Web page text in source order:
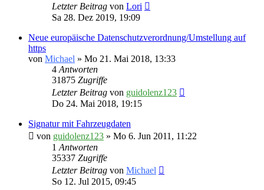
Letzter Beitrag von Lori
Sa 28. Dez 2019, 19:09
Neue europäische Datenschutzverordnung/Umstellung auf
https
von Michael » Mo 21. Mai 2018, 13:33
4Antworten
31875 Zugriffe
Letzter Beitrag von guidolenz123
Do 24. Mai 2018, 19:15
Signatur mit Fahrzeugdaten
von guidolenz123 » Mo 6. Jun 2011, 11:22
1Antworten
35337 Zugriffe
Letzter Beitrag von Michael
So 12. Jul 2015, 09:45